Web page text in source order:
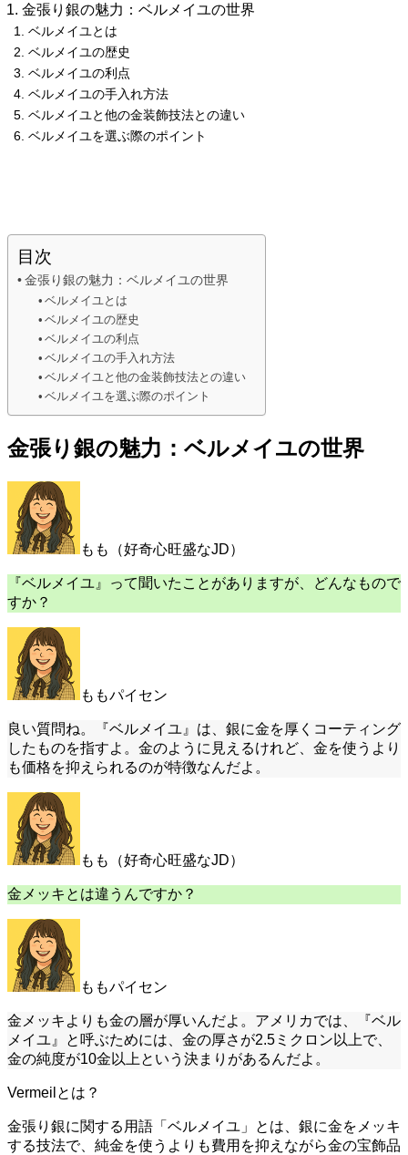
金張り銀の魅力：ベルメイユの世界
ベルメイユとは
ベルメイユの歴史
ベルメイユの利点
ベルメイユの手入れ方法
ベルメイユと他の金装飾技法との違い
ベルメイユを選ぶ際のポイント
目次
金張り銀の魅力：ベルメイユの世界
ベルメイユとは
ベルメイユの歴史
ベルメイユの利点
ベルメイユの手入れ方法
ベルメイユと他の金装飾技法との違い
ベルメイユを選ぶ際のポイント
金張り銀の魅力：ベルメイユの世界
もも（好奇心旺盛なJD）
『ベルメイユ』って聞いたことがありますが、どんなもので
すか？
ももパイセン
良い質問ね。『ベルメイユ』は、銀に金を厚くコーティング
したものを指すよ。金のように見えるけれど、金を使うより
も価格を抑えられるのが特徴なんだよ。
もも（好奇心旺盛なJD）
金メッキとは違うんですか？
ももパイセン
金メッキよりも金の層が厚いんだよ。アメリカでは、『ベル
メイユ』と呼ぶためには、金の厚さが2.5ミクロン以上で、
金の純度が10金以上という決まりがあるんだよ。
Vermeilとは？
金張り銀に関する用語「ベルメイユ」とは、銀に金をメッキ
する技法で、純金を使うよりも費用を抑えながら金の宝飾品